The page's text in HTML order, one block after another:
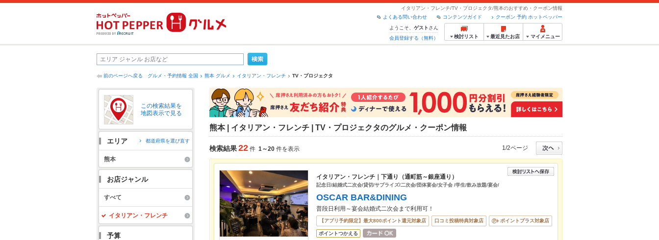
イタリアン・フレンチ/TV・プロジェクタ/熊本のおすすめ・クーポン情報
クーポン 予約 ホットペッパー
コンテンツガイド
よくある問い合わせ
ようこそ、 ゲスト さん
会員登録する（無料）
検討リスト 最近見たお店 マイメニュー
前のページへ戻る グルメ・予約情報 全国 熊本 グルメ イタリアン・フレンチ TV・プロジェクタ
この検索結果を
地図表示で見る
エリア 都道府県を選び直す
熊本
お店ジャンル
すべて
イタリアン・フレンチ
予算
熊本 | イタリアン・フレンチ | TV・プロジェクタのグルメ・クーポン情報
検索結果22 件 1～20 件を表示 1/2ページ
イタリアン・フレンチ｜下通り（通町筋～銀座通り）
記念日/結婚式二次会/貸切/サプライズ/二次会/団体宴会/女子会 /学生/飲み放題/宴会/
OSCAR BAR&DINING
普段日利用～宴会結婚式二次会まで利用可！
【アプリ予約限定】最大800ポイント還元対象店 口コミ投稿特典対象店 ポイントプラス対象店
ポイントつかえる